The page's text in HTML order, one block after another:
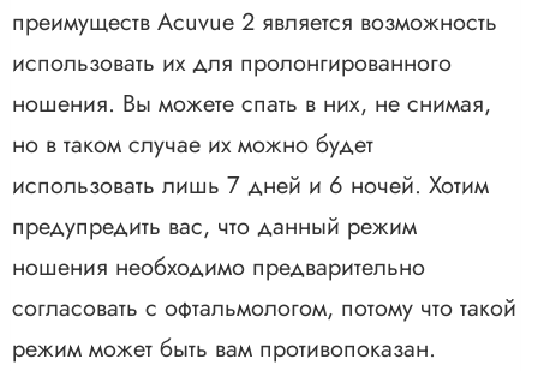
преимуществ Acuvue 2 является возможность
использовать их для пролонгированного
ношения. Вы можете спать в них, не снимая,
но в таком случае их можно будет
использовать лишь 7 дней и 6 ночей. Хотим
предупредить вас, что данный режим
ношения необходимо предварительно
согласовать с офтальмологом, потому что такой
режим может быть вам противопоказан.